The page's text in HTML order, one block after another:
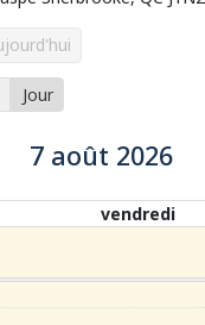
Jour
7 août 2026
du
vendredi